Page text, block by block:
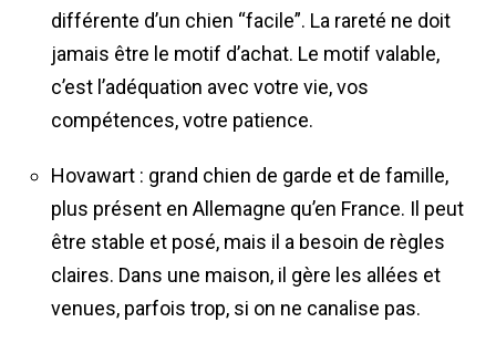
différente d’un chien “facile”. La rareté ne doit
jamais être le motif d’achat. Le motif valable,
c’est l’adéquation avec votre vie, vos
compétences, votre patience.
Hovawart : grand chien de garde et de famille,
plus présent en Allemagne qu’en France. Il peut
être stable et posé, mais il a besoin de règles
claires. Dans une maison, il gère les allées et
venues, parfois trop, si on ne canalise pas.